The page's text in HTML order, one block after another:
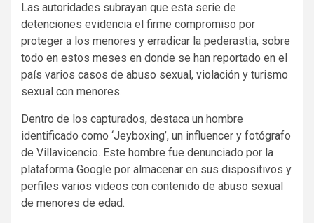
Las autoridades subrayan que esta serie de
detenciones evidencia el firme compromiso por
proteger a los menores y erradicar la pederastia, sobre
todo en estos meses en donde se han reportado en el
país varios casos de abuso sexual, violación y turismo
sexual con menores.
Dentro de los capturados, destaca un hombre
identificado como ‘Jeyboxing’, un influencer y fotógrafo
de Villavicencio. Este hombre fue denunciado por la
plataforma Google por almacenar en sus dispositivos y
perfiles varios videos con contenido de abuso sexual
de menores de edad.